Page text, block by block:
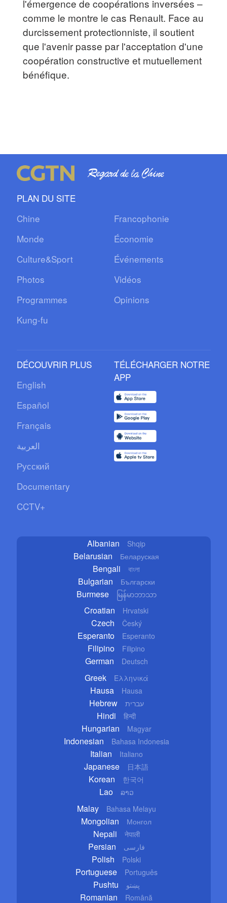
l'émergence de coopérations inversées –
comme le montre le cas Renault. Face au
durcissement protectionniste, il soutient
que l'avenir passe par l'acceptation d'une
coopération constructive et mutuellement
bénéfique.
PLAN DU SITE
Chine
Francophonie
Monde
Économie
Culture&Sport
Événements
Photos
Vidéos
Programmes
Opinions
Kung-fu
DÉCOUVRIR PLUS
English
Español
Français
العربية
Русский
Documentary
CCTV+
TÉLÉCHARGER NOTRE
APP
Albanian Shqip
Belarusian Беларуская
Bengali বাংলা
Bulgarian Български
Burmese မြန်မာဘာသာ
Croatian Hrvatski
Czech Český
Esperanto Esperanto
Filipino Filipino
German Deutsch
Greek Ελληνικά
Hausa Hausa
Hebrew עברית
Hindi हिन्दी
Hungarian Magyar
Indonesian Bahasa Indonesia
Italian Italiano
Japanese 日本語
Korean 한국어
Lao ລາວ
Malay Bahasa Melayu
Mongolian Монгол
Nepali नेपाली
Persian فارسی
Polish Polski
Portuguese Português
Pushtu پښتو
Romanian Română